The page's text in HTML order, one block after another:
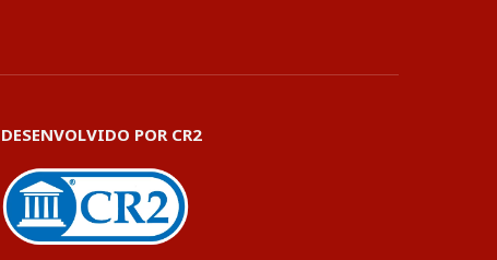
DESENVOLVIDO POR CR2